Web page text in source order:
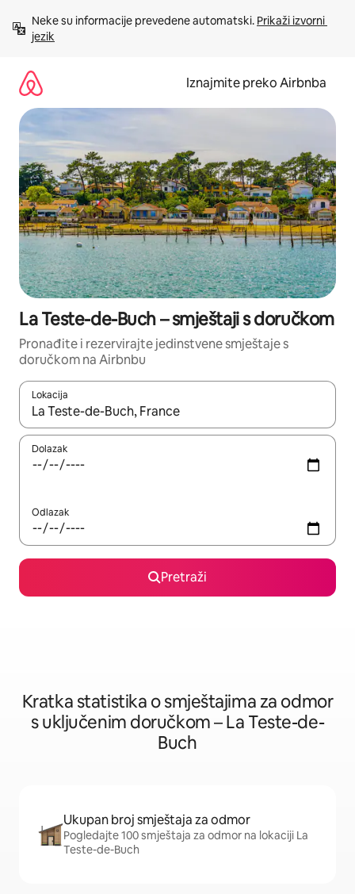
sadržaj
Neke su informacije prevedene automatski. Prikaži izvorni
jezik
Iznajmite preko Airbnba
La Teste-de-Buch – smještaji s doručkom
Pronađite i rezervirajte jedinstvene smještaje s
doručkom na Airbnbu
Lokacija
Kada budu dostupni rezultati, moći ćete ih pregledati
Dolazak
Odlazak
Pretraži
Kratka statistika o smještajima za odmor
s uključenim doručkom – La Teste-de-
Buch
Ukupan broj smještaja za odmor
Pogledajte 100 smještaja za odmor na lokaciji La
Teste-de-Buch